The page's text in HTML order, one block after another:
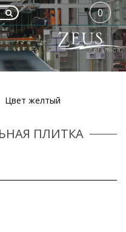
0
Цвет желтый
ПЛИТКА